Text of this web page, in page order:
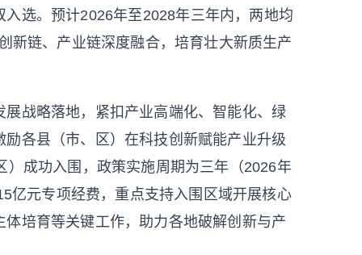
选。预计2026年至2028年三年内，两地均
新链、产业链深度融合，培育壮大新质生产
略落地，紧扣产业高端化、智能化、绿
各县（市、区）在科技创新赋能产业升级
成功入围，政策实施周期为三年（2026年
元专项经费，重点支持入围区域开展核心
培育等关键工作，助力各地破解创新与产